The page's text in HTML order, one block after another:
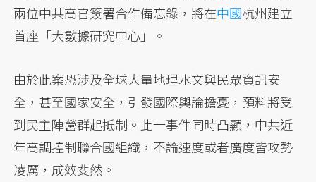
兩位中共高官簽署合作備忘錄，將在中國杭州建立
首座「大數據研究中心」。
由於此案恐涉及全球大量地理水文與民眾資訊安
全，甚至國家安全，引發國際輿論擔憂，預料將受
到民主陣營群起抵制。此一事件同時凸顯，中共近
年高調控制聯合國組織，不論速度或者廣度皆攻勢
凌厲，成效斐然。